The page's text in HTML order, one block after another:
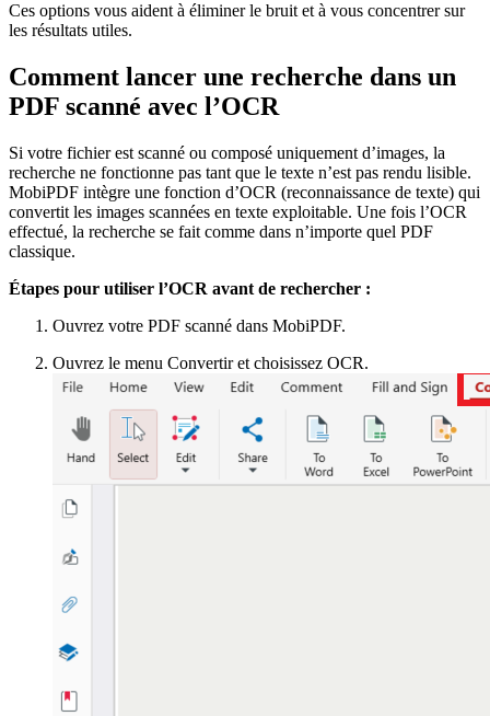
Ces options vous aident à éliminer le bruit et à vous concentrer sur
les résultats utiles.
Comment lancer une recherche dans un
PDF scanné avec l’OCR
Si votre fichier est scanné ou composé uniquement d’images, la
recherche ne fonctionne pas tant que le texte n’est pas rendu lisible.
MobiPDF intègre une fonction d’OCR (reconnaissance de texte) qui
convertit les images scannées en texte exploitable. Une fois l’OCR
effectué, la recherche se fait comme dans n’importe quel PDF
classique.
Étapes pour utiliser l’OCR avant de rechercher :
Ouvrez votre PDF scanné dans MobiPDF.
Ouvrez le menu Convertir et choisissez OCR.